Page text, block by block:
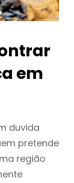
em
duvida
pretende
região